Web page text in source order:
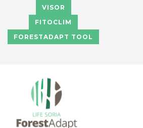
Pasar al contenido principal
VISOR
FITOCLIM
FORESTADAPT TOOL